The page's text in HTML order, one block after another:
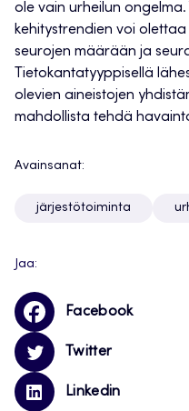
ole vain urheilun ongelma.
kehitystrendien voi
seurojen määrään ja
Tietokantatyyppisellä
olevien aineistojen
mahdollista tehdä
Avainsanat:
järjestötoiminta
Jaa:
Facebook
Twitter
Linkedin